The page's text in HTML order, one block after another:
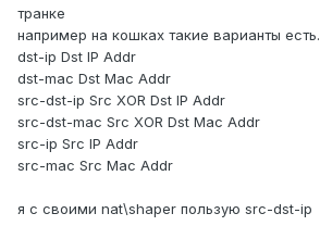
транке
например на кошках такие варианты есть.
dst-ip Dst IP Addr
dst-mac Dst Mac Addr
src-dst-ip Src XOR Dst IP Addr
src-dst-mac Src XOR Dst Mac Addr
src-ip Src IP Addr
src-mac Src Mac Addr
я с своими nat\shaper пользую src-dst-ip